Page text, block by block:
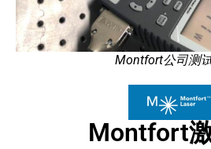
Montfort公司测
Montfort